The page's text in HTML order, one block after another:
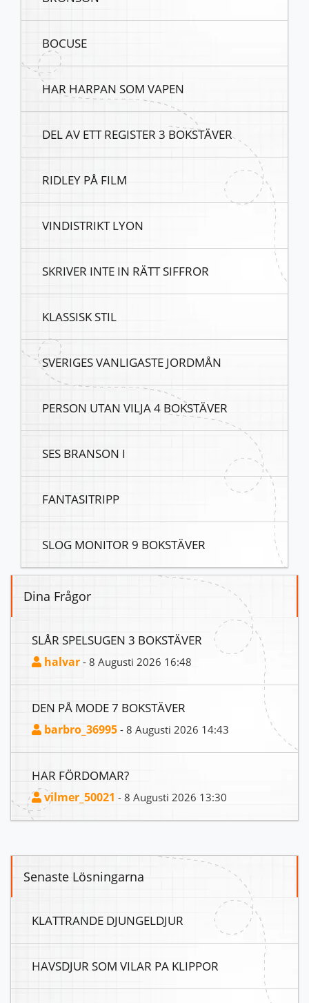
BOCUSE
HAR HARPAN SOM VAPEN
DEL AV ETT REGISTER 3 BOKSTÄVER
RIDLEY PÅ FILM
VINDISTRIKT LYON
SKRIVER INTE IN RÄTT SIFFROR
KLASSISK STIL
SVERIGES VANLIGASTE JORDMÅN
PERSON UTAN VILJA 4 BOKSTÄVER
SES BRANSON I
FANTASITRIPP
SLOG MONITOR 9 BOKSTÄVER
Dina Frågor
SLÅR SPELSUGEN 3 BOKSTÄVER
halvar - 8 Augusti 2026 16:48
DEN PÅ MODE 7 BOKSTÄVER
barbro_36995 - 8 Augusti 2026 14:43
HAR FÖRDOMAR?
vilmer_50021 - 8 Augusti 2026 13:30
Senaste Lösningarna
KLATTRANDE DJUNGELDJUR
HAVSDJUR SOM VILAR PA KLIPPOR